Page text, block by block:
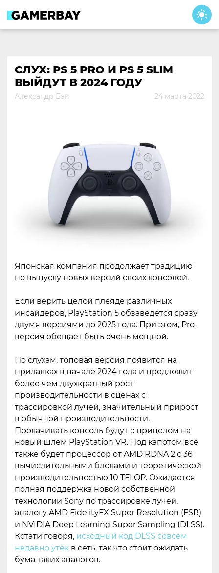
content
СЛУХ: PS 5 PRO И PS 5 SLIM
ВЫЙДУТ В 2024 ГОДУ
Александр Бэй 24 марта 2022
Японская компания продолжает традицию
по выпуску новых версий своих консолей.
Если верить целой плеяде различных
инсайдеров, PlayStation 5 обзаведется сразу
двумя версиями до 2025 года. При этом, Pro-
версия обещает быть очень мощной.
По слухам, топовая версия появится на
прилавках в начале 2024 года и предложит
более чем двухкратный рост
производительности в сценах с
трассировкой лучей, значительный прирост
в обычной производительности.
Прокачивать консоль будут с прицелом на
новый шлем PlayStation VR. Под капотом все
также будет процессор от AMD RDNA 2 с 36
вычислительными блоками и теоретической
производительностью 10 TFLOP. Ожидается
полная поддержка новой собственной
технологии Sony по трассировке лучей,
аналогу AMD FidelityFX Super Resolution (FSR)
и NVIDIA Deep Learning Super Sampling (DLSS).
Кстати говоря, исходный код DLSS совсем
недавно утёк в сеть, так что стоит ожидать
бума таких аналогов.